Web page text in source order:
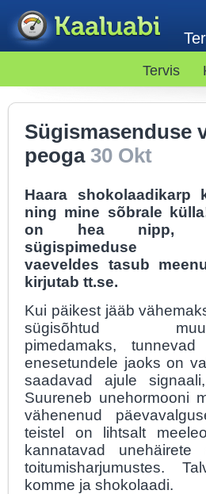
Tervis
Sügismasenduse
peoga 30 Okt
Haara shokolaadikarp
ning mine sõbrale
on hea nipp,
sügispimeduse
vaeveldes tasub
kirjutab tt.se.
Kui päikest jääb
sügisõhtud
pimedamaks,
enesetundele jaoks on
saadavad ajule
Suureneb unehormooni
vähenenud
teistel on lihtsalt
kannatavad
toitumisharjumustes.
komme ja shokolaadi.